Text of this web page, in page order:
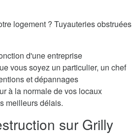
logement ? Tuyauteries obstruées
d'une entreprise
vous soyez un particulier, un chef
et dépannages
à la normale de vos locaux
meilleurs délais.
sur Grilly